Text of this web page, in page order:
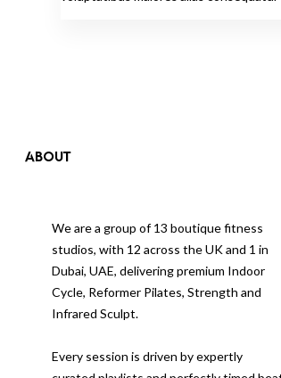
ABOUT
We are a group of 13 boutique fitness
studios, with 12 across the UK and 1 in
Dubai, UAE, delivering premium Indoor
Cycle, Reformer Pilates, Strength and
Infrared Sculpt.
Every session is driven by expertly